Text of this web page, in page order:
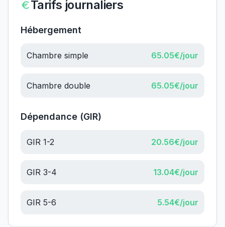
Tarifs journaliers
Hébergement
Chambre simple 65.05€/jour
Chambre double 65.05€/jour
Dépendance (GIR)
GIR 1-2 20.56€/jour
GIR 3-4 13.04€/jour
GIR 5-6 5.54€/jour